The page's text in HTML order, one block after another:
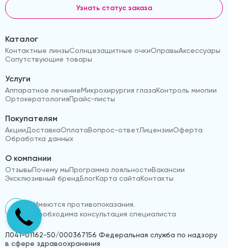
Узнать статус заказа
Каталог
Контактные линзыСолнцезащитные очкиОправыАксессуары
Сопутствующие товары
Услуги
Аппаратное лечениеМикрохирургия глазаКонтроль миопии
ОртокератологияПрайс-листы
Покупателям
АкцииДоставкаОплатаВопрос-ответЛицензииОферта
Обработка данных
О компании
ОтзывыПочему мыПрограмма лояльностиВакансии
Эксклюзивный брендБлогКарта сайтаКонтакты
18+
Имеются противопоказания.
Необходима консультация специалиста
Л041-01162-50/000367156 Федеральная служба по надзору
в сфере здравоохранения